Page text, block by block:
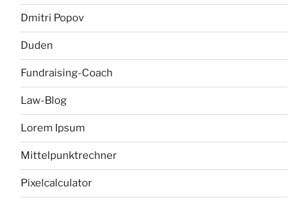
Dmitri Popov
Duden
Fundraising-Coach
Law-Blog
Lorem Ipsum
Mittelpunktrechner
Pixelcalculator